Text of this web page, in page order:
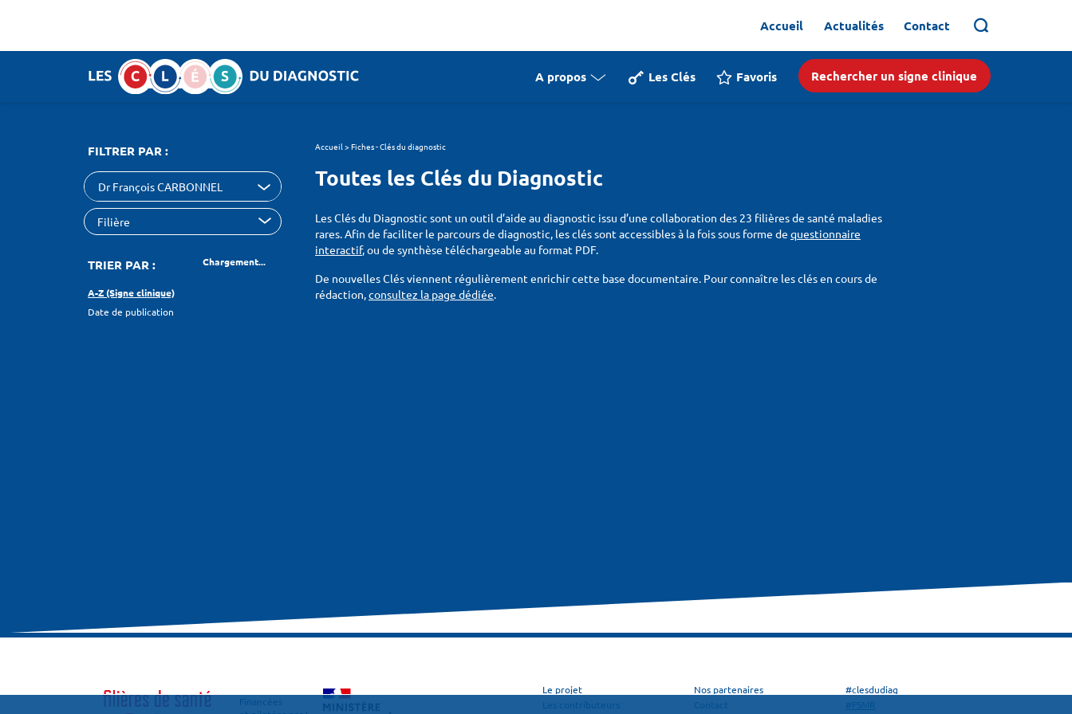
Accueil Actualités Contact
A propos Les Clés Favoris Rechercher un signe clinique
FILTRER PAR :
Dr François CARBONNEL
TRIER PAR : Chargement...
A-Z (Signe clinique)
Date de publication
Accueil>Fiches - Clés du diagnostic
Toutes les Clés du Diagnostic
Les Clés du Diagnostic sont un outil d’aide au diagnostic issu d’une collaboration des 23 filières de santé maladies
rares. Afin de faciliter le parcours de diagnostic, les clés sont accessibles à la fois sous forme de questionnaire
interactif, ou de synthèse téléchargeable au format PDF.
De nouvelles Clés viennent régulièrement enrichir cette base documentaire. Pour connaître les clés en cours de
rédaction,consultez la page dédiée.
Le projet
Les contributeurs
Nos partenaires
Contact
#clesdudiag
#FSMR